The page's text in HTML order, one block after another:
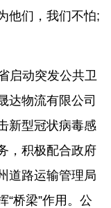
他们，我们不怕;
启动突发公共卫
达物流有限公司
新型冠状病毒感
，积极配合政府
道路运输管理局
“桥梁”作用。公